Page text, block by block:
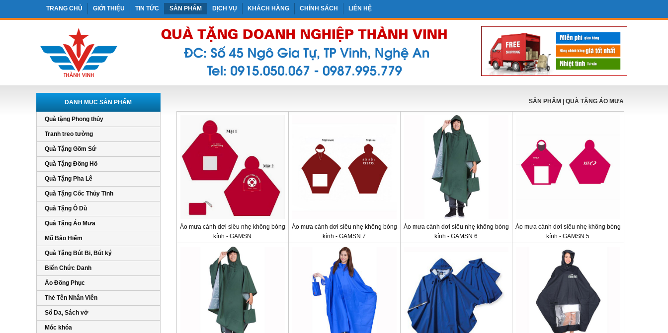
TRANG CHỦ GIỚI THIỆU TIN TỨC SẢN PHẨM DỊCH VỤ KHÁCH HÀNG CHÍNH SÁCH LIÊN HỆ
DANH MỤC SẢN PHẨM
Quà tặng Phong thủy
Tranh treo tường
Quà Tặng Gốm Sứ
Quà Tặng Đồng Hồ
Quà Tặng Pha Lê
Quà Tặng Cốc Thủy Tinh
Quà Tặng Ô Dù
Quà Tặng Áo Mưa
Mũ Bảo Hiểm
Quà Tặng Bút Bi, Bút ký
Biển Chức Danh
Áo Đồng Phục
Thẻ Tên Nhân Viên
Sổ Da, Sách vở
Móc khóa
SẢN PHẨM | QUÀ TẶNG ÁO MƯA
Áo mưa cánh dơi siêu nhẹ không bóng
kính - GAMSN
Áo mưa cánh dơi siêu nhẹ không bóng
kính - GAMSN 7
Áo mưa cánh dơi siêu nhẹ không bóng
kính - GAMSN 6
Áo mưa cánh dơi siêu nhẹ không bóng
kính - GAMSN 5